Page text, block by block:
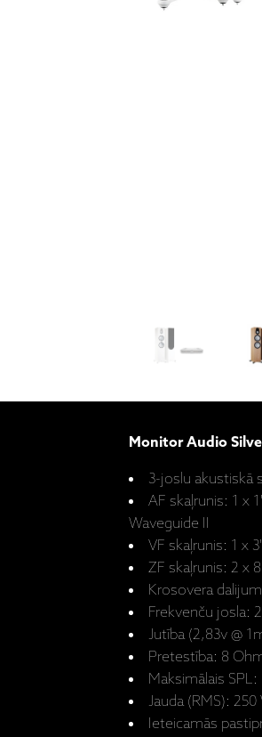
Monitor Audio
3-joslu akustiskā
AF skaļrunis: 1 x
Waveguide II
VF skaļrunis: 1 x
ZF skaļrunis: 2 x
Krosovera
Frekvenču josla:
Jutība (2,83v @
Pretestība: 8
Maksimālais SPL:
Jauda (RMS): 250
Ieteicamās